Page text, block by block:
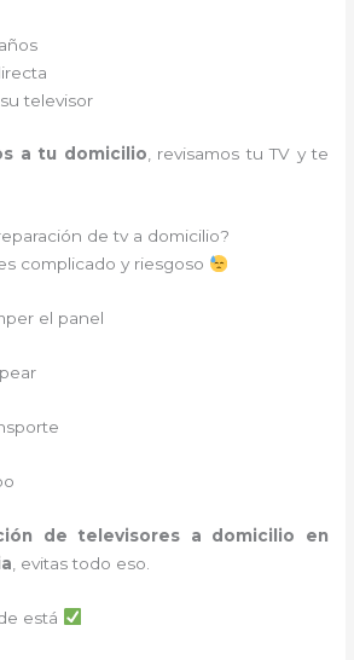
televisor
a tu domicilio, revisamos tu TV y te
de tv a domicilio?
complicado y riesgoso
el panel
de televisores a domicilio en
, evitas todo eso.
está